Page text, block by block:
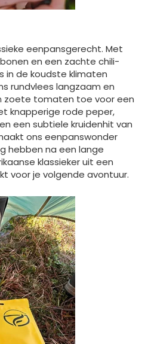
eenpansgerecht. Met
en een zachte chili-
in de koudste klimaten
rundvlees langzaam en
zoete tomaten toe voor een
knapperige rode peper,
een subtiele kruidenhit van
ons eenpanswonder
hebben na een lange
klassieker uit een
voor je volgende avontuur.